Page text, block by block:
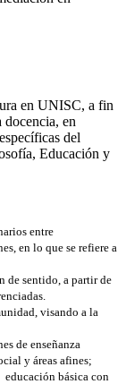
en UNISC, a fin
docencia, en
del
Educación y
entre
en lo que se refiere a
de sentido, a partir de
visando a la
de enseñanza
y áreas afines;
educación básica con